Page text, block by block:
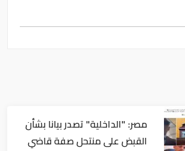
مصر: "الداخلية" تصدر بيانا بشأن
القبض على منتحل صفة قاضي